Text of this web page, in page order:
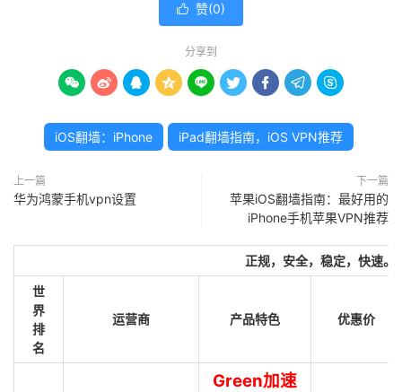
 赞(0)
分享到
        
iOS翻墙：iPhone iPad翻墙指南，iOS VPN推荐
上一篇
华为鸿蒙手机vpn设置
下一篇
苹果iOS翻墙指南：最好用的
iPhone手机苹果VPN推荐
正规，安全，稳定，快速。
世
界
排
名
运营商 产品特色 优惠价
Green加速